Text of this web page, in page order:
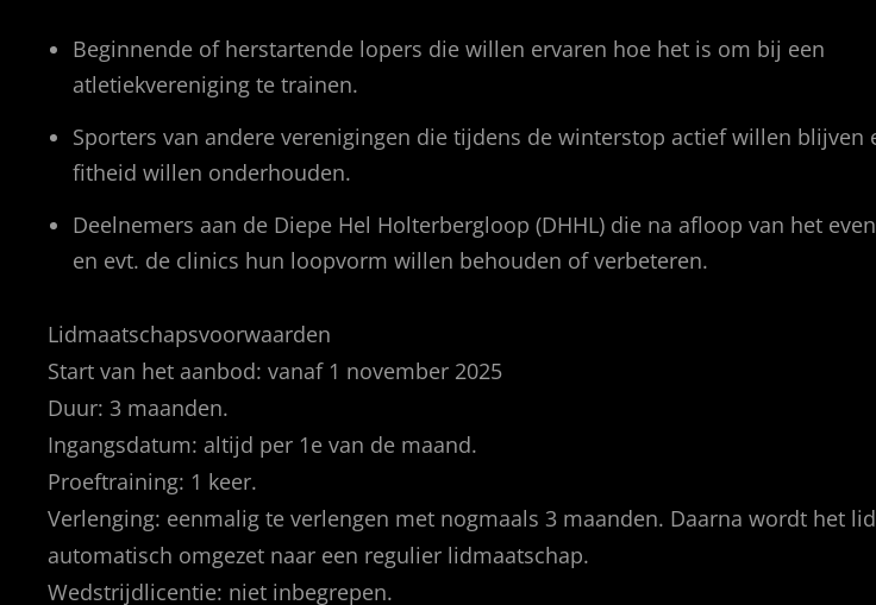
Beginnende of herstartende lopers die willen ervaren hoe het is om bij een
atletiekvereniging te trainen.
Sporters van andere verenigingen die tijdens de winterstop actief willen blijven
fitheid willen onderhouden.
Deelnemers aan de Diepe Hel Holterbergloop (DHHL) die na afloop van het
en evt. de clinics hun loopvorm willen behouden of verbeteren.
Lidmaatschapsvoorwaarden
Start van het aanbod: vanaf 1 november 2025
Duur: 3 maanden.
Ingangsdatum: altijd per 1e van de maand.
Proeftraining: 1 keer.
Verlenging: eenmalig te verlengen met nogmaals 3 maanden. Daarna wordt het
automatisch omgezet naar een regulier lidmaatschap.
Wedstrijdlicentie: niet inbegrepen.